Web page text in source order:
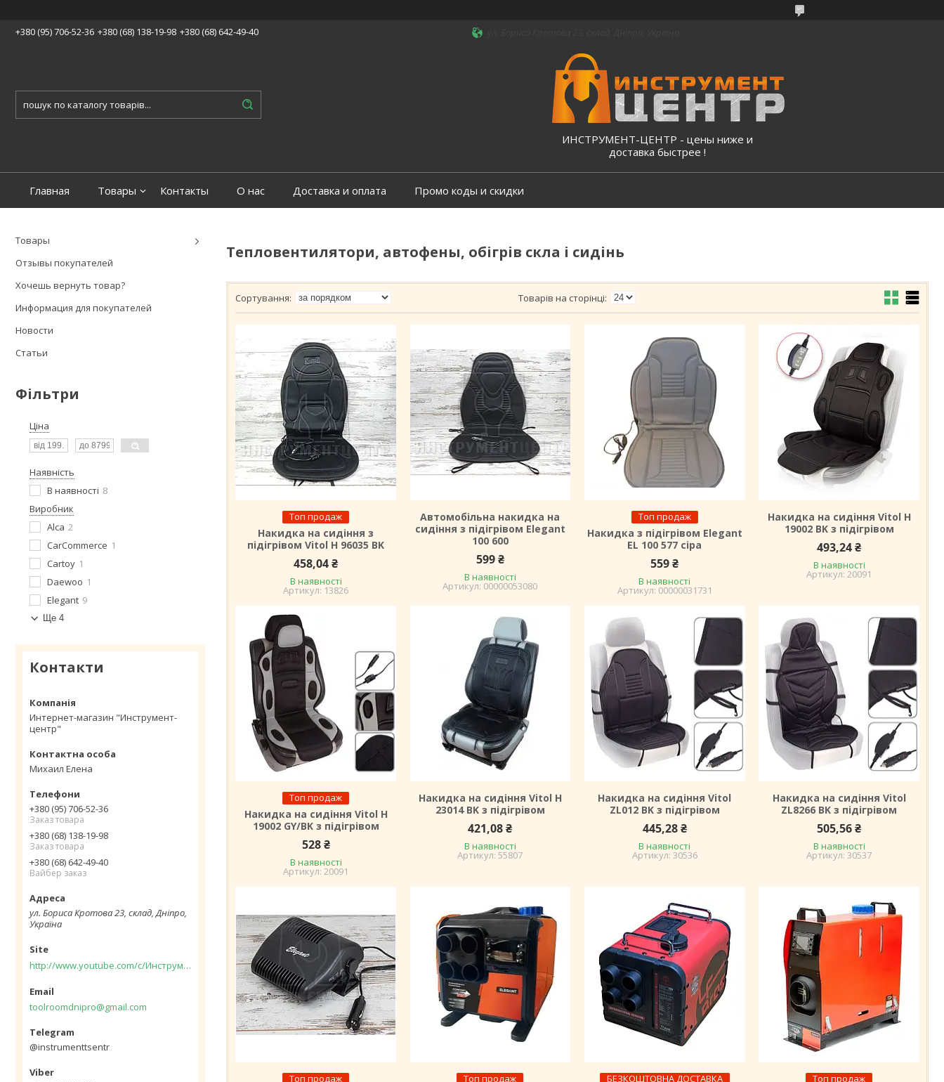
+380 (95) 706-52-36 +380 (68) 138-19-98 +380 (68) 642-49-40
ИНСТРУМЕНТ-ЦЕНТР - цены ниже и
доставка быстрее !
Главная Товары Контакты О нас Доставка и оплата Промо коды и скидки
Товары
Отзывы покупателей
Хочешь вернуть товар?
Информация для покупателей
Новости
Статьи
Фільтри
Ціна
Наявність
В наявності 8
Виробник
Alca 2
CarCommerce 1
Cartoy 1
Daewoo 1
Elegant 9
Ще 4
Контакти
Интернет-магазин "Инструмент-
центр"
Михаил Елена
+380 (95) 706-52-36
Заказ товара
+380 (68) 138-19-98
Заказ товара
+380 (68) 642-49-40
Вайбер заказ
ул. Бориса Кротова 23, склад, Дніпро,
Україна
http://www.youtube.com/c/Инструментцентр12
toolroomdnipro@gmail.com
@instrumenttsentr
Тепловентилятори, автофены, обігрів скла і сидінь
Топ продаж
Накидка на сидіння з
підігрівом Vitol H 96035 BK
458,04 ₴
В наявності
13826
Автомобільна накидка на
сидіння з підігрівом Elegant
100 600
599 ₴
В наявності
00000053080
Топ продаж
Накидка з підігрівом Elegant
EL 100 577 сіра
559 ₴
В наявності
00000031731
Накидка на сидіння Vitol H
19002 BK з підігрівом
493,24 ₴
В наявності
20091
Топ продаж
Накидка на сидіння Vitol H
19002 GY/BK з підігрівом
528 ₴
В наявності
20091
Накидка на сидіння Vitol H
23014 BK з підігрівом
421,08 ₴
В наявності
55807
Накидка на сидіння Vitol
ZL012 BK з підігрівом
445,28 ₴
В наявності
30536
Накидка на сидіння Vitol
ZL8266 BK з підігрівом
505,56 ₴
В наявності
30537
Топ продаж Топ продаж БЕЗКОШТОВНА ДОСТАВКА Топ продаж